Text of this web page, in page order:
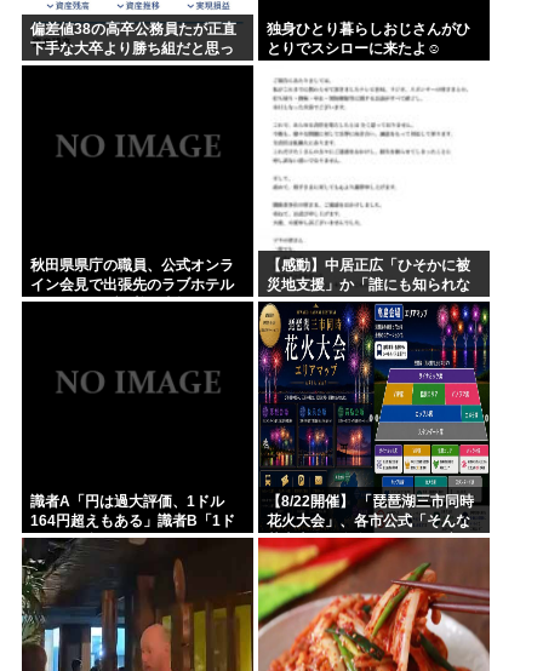
偏差値38の高卒公務員たが正直
下手な大卒より勝ち組だと思っ
てる
独身ひとり暮らしおじさんがひ
とりでスシローに来たよ☺
秋田県県庁の職員、公式オンラ
イン会見で出張先のラブホテル
でバスローブを着て喫煙しなが
【感動】中居正広「ひそかに被
災地支援」か「誰にも知られな
くていい」
識者A「円は過大評価、1ドル
164円超えもある」識者B「1ド
ル140円台もある」どっちなの
【8/22開催】 「琵琶湖三市同時
花火大会」、各市公式「そんな
花火大会は存在しない」→ 高価
チケットを購入した人達がSNS
阿鼻叫喚